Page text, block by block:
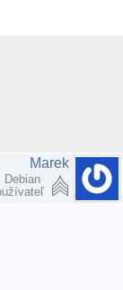
Marek
Debian